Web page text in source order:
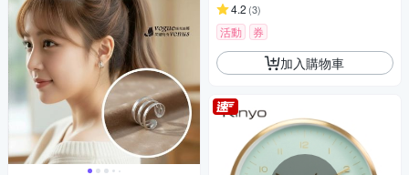
4.2 (3)
活動 券
加入購物車